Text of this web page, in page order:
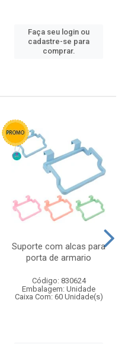
Faça seu login ou
cadastre-se para
comprar.
Suporte com alcas para
porta de armario
Código: 830624
Embalagem: Unidade
Caixa Com: 60 Unidade(s)